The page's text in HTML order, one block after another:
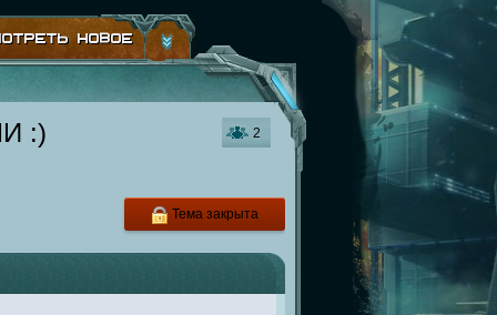
НОВОЕ
2
:)
Тема закрыта